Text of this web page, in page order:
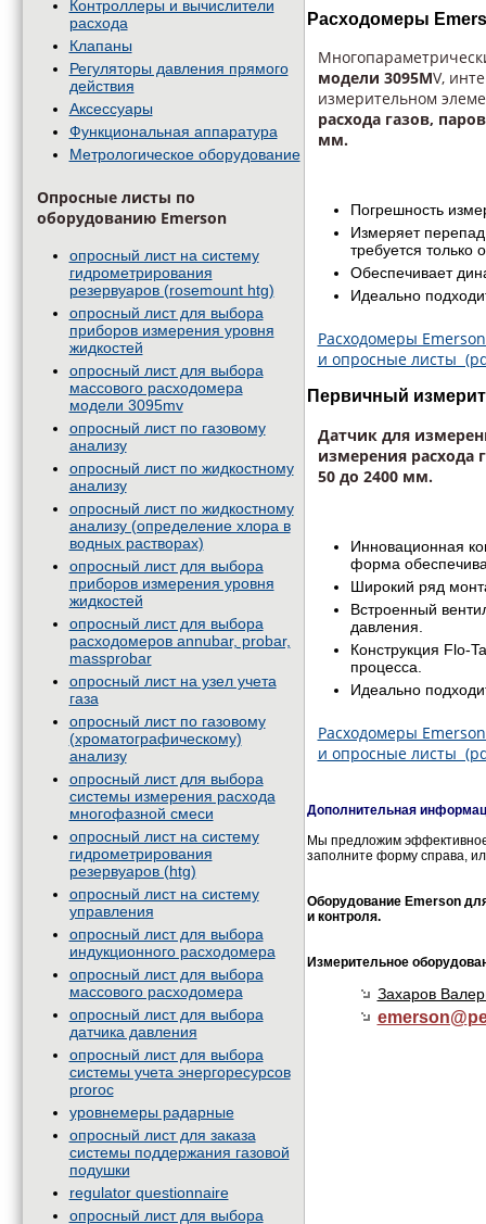
Контроллеры и вычислители
расхода
Клапаны
Регуляторы давления прямого
действия
Аксессуары
Функциональная аппаратура
Метрологическое оборудование
Опросные листы по
оборудованию Emerson
опросный лист на систему
гидрометрирования
резервуаров (rosemount htg)
опросный лист для выбора
приборов измерения уровня
жидкостей
опросный лист для выбора
массового расходомера
модели 3095mv
опросный лист по газовому
анализу
опросный лист по жидкостному
анализу
опросный лист по жидкостному
анализу (определение хлора в
водных растворах)
опросный лист для выбора
приборов измерения уровня
жидкостей
опросный лист для выбора
расходомеров annubar, probar,
massprobar
опросный лист на узел учета
газа
опросный лист по газовому
(хроматографическому)
анализу
опросный лист для выбора
системы измерения расхода
многофазной смеси
опросный лист на систему
гидрометрирования
резервуаров (htg)
опросный лист на систему
управления
опросный лист для выбора
индукционного расходомера
опросный лист для выбора
массового расходомера
опросный лист для выбора
датчика давления
опросный лист для выбора
системы учета энергоресурсов
proroc
уровнемеры радарные
опросный лист для заказа
системы поддержания газовой
подушки
regulator questionnaire
опросный лист для выбора
Расходомеры
модели 3095MV,
измерительном
расхода газов,
мм.
Погрешность
Измеряет
требуется только
Обеспечивает
Идеально
Расходомеры
и опросные листы
Первичный
Датчик для
измерения расхода
50 до 2400 мм.
Инновационная
форма
Широкий ряд
Встроенный
давления.
Конструкция Flo-
процесса.
Идеально
Расходомеры
и опросные листы
Дополнительная
Мы предложим эффективное
заполните форму справа,
Оборудование Emerson
и контроля.
Измерительное
Захаров
emerson@